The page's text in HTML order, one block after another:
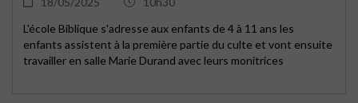
L'école Biblique s'adresse aux enfants de 4 à 11 ans les
enfants assistent à la première partie du culte et vont ensuite
travailler en salle Marie Durand avec leurs monitrices